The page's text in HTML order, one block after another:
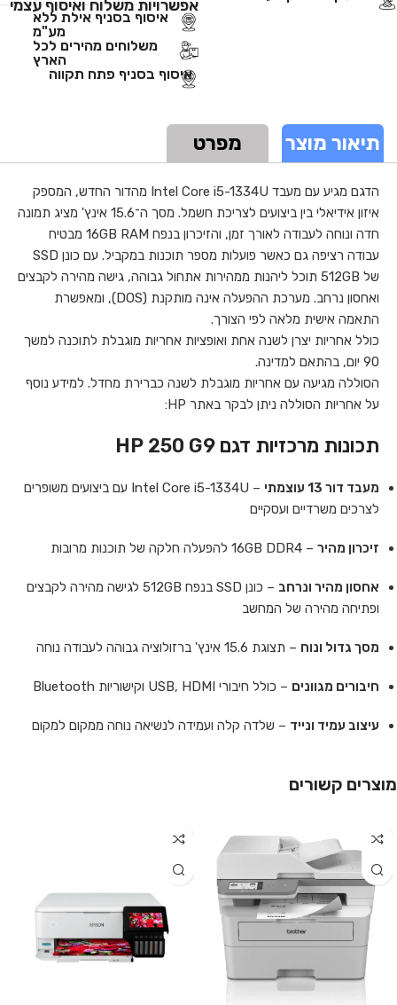
אפשרויות משלוח ואיסוף עצמי
איסוף בסניף אילת ללא
מע"מ
משלוחים מהירים לכל
הארץ
איסוף בסניף פתח תקווה
תיאור מוצר מפרט
הדגם מגיע עם מעבד Intel Core i5-1334U מהדור החדש, המספק
איזון אידיאלי בין ביצועים לצריכת חשמל. מסך ה־15.6 אינץ' מציג תמונה
חדה ונוחה לעבודה לאורך זמן, והזיכרון בנפח 16GB RAM מבטיח
עבודה רציפה גם כאשר פועלות מספר תוכנות במקביל. עם כונן SSD
של 512GB תוכל ליהנות ממהירות אתחול גבוהה, גישה מהירה לקבצים
ואחסון נרחב. מערכת ההפעלה אינה מותקנת (DOS), ומאפשרת
התאמה אישית מלאה לפי הצורך.
כולל אחריות יצרן לשנה אחת ואופציות אחריות מוגבלת לתוכנה למשך
90 יום, בהתאם למדינה.
הסוללה מגיעה עם אחריות מוגבלת לשנה כברירת מחדל. למידע נוסף
על אחריות הסוללה ניתן לבקר באתר HP:
תכונות מרכזיות דגם HP 250 G9
מעבד דור 13 עוצמתי
– Intel Core i5-1334U עם ביצועים משופרים
לצרכים משרדיים ועסקיים
זיכרון מהיר – 16GB DDR4 להפעלה חלקה של תוכנות מרובות
אחסון מהיר ונרחב
– כונן SSD בנפח 512GB לגישה מהירה לקבצים
ופתיחה מהירה של המחשב
מסך גדול ונוח – תצוגת 15.6 אינץ' ברזולוציה גבוהה לעבודה נוחה
חיבורים מגוונים – כולל חיבורי USB, HDMI וקישוריות Bluetooth
עיצוב עמיד ונייד – שלדה קלה ועמידה לנשיאה נוחה ממקום למקום
מוצרים קשורים